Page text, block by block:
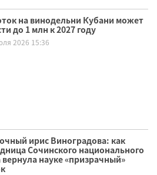
на винодельни Кубани может
до 1 млн к 2027 году
2026 15:36
ирис Виноградова: как
Сочинского национального
вернула науке «призрачный»